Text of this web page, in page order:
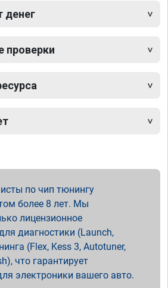
денег
проверки
по чип тюнингу
более 8 лет. Мы
лицензионное
диагностики (Launch,
(Flex, Kess 3, Autotuner,
что гарантирует
электроники вашего авто.